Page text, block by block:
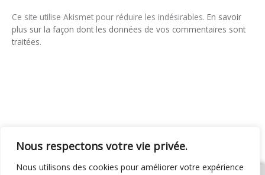
Nous respectons votre vie privée.
Nous utilisons des cookies pour améliorer votre expérience
Ce site utilise Akismet pour réduire les indésirables. En savoir
plus sur la façon dont les données de vos commentaires sont
traitées.